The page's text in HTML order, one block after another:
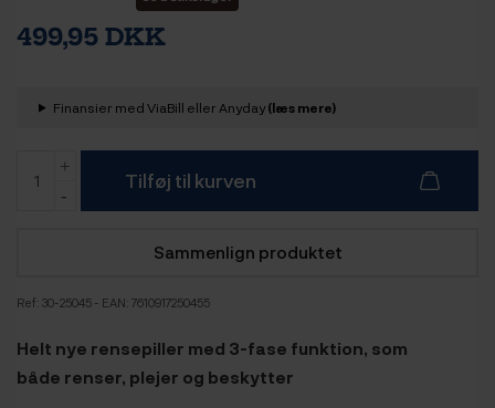
499,95 DKK
Finansier med ViaBill eller Anyday(læs mere)
Tilføj til kurven
Sammenlign produktet
Ref: 30-25045 - EAN: 7610917250455
Helt nye rensepiller med 3-fase funktion, som
både renser, plejer og beskytter